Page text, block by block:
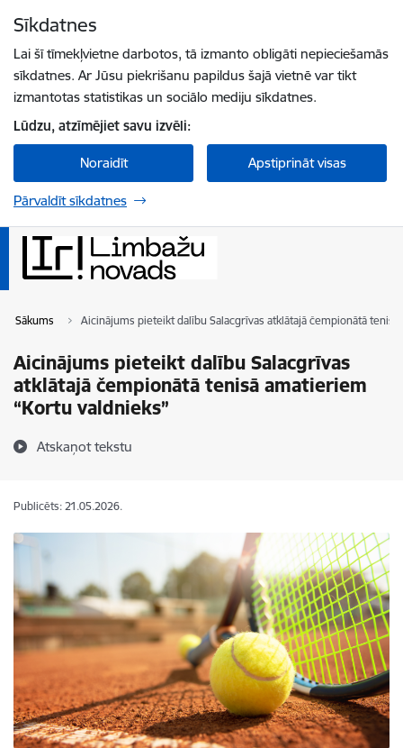
Sīkdatnes
Lai šī tīmekļvietne darbotos, tā izmanto obligāti nepieciešamās
sīkdatnes. Ar Jūsu piekrišanu papildus šajā vietnē var tikt
izmantotas statistikas un sociālo mediju sīkdatnes.
Lūdzu, atzīmējiet savu izvēli:
Noraidīt Apstiprināt visas
Pārvaldīt sīkdatnes
Sākums Aicinājums pieteikt dalību Salacgrīvas atklātajā čempionātā
Aicinājums pieteikt dalību Salacgrīvas
atklātajā čempionātā tenisā amatieriem
“Kortu valdnieks”
Atskaņot tekstu
Publicēts: 21.05.2026.